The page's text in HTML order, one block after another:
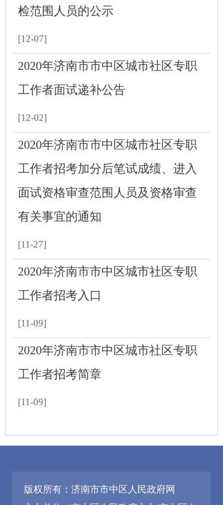
检范围人员的公示
[12-07]
2020年济南市市中区城市社区专职
工作者面试递补公告
[12-02]
2020年济南市市中区城市社区专职
工作者招考加分后笔试成绩、进入
面试资格审查范围人员及资格审查
有关事宜的通知
[11-27]
2020年济南市市中区城市社区专职
工作者招考入口
[11-09]
2020年济南市市中区城市社区专职
工作者招考简章
[11-09]
版权所有：济南市市中区人民政府网